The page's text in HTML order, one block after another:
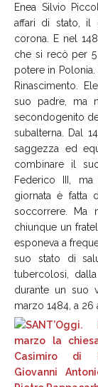
Enea Silvio
affari di stato, il
corona. E nel
che si recò per 5
potere in
Rinascimento.
suo padre, ma
secondogenito
subalterna. Dal
saggezza ed
combinare il
Federico III,
giornata è fatta
soccorrere. Ma
chiunque un
esponeva a
suo stato di
tubercolosi,
durante un suo
marzo 1484, a 26